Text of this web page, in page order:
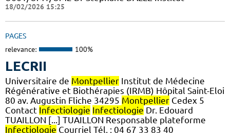
18/02/2026 15:25
PAGES
relevance: 100%
LECRII
Universitaire de Montpellier Institut de Médecine
Régénérative et Biothérapies (IRMB) Hôpital Saint-Eloi
80 av. Augustin Fliche 34295 Montpellier Cedex 5
Contact Infectiologie Infectiologie Dr. Edouard
TUAILLON [...] TUAILLON Responsable plateforme
Infectiologie Courriel Tél. : 04 67 33 83 40